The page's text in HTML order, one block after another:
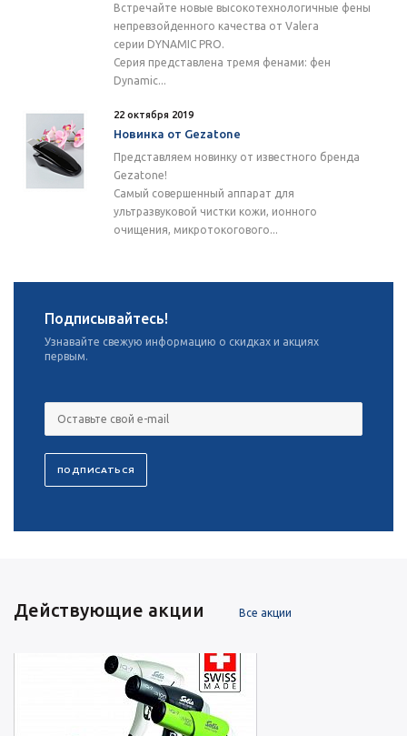
Встречайте новые высокотехнологичные фены
непревзойденного качества от Valera
серии DYNAMIC PRO.
Серия представлена тремя фенами: фен
Dynamic...
22 октября 2019
Новинка от Gezatone
Представляем новинку от известного бренда
Gezatone!
Самый совершенный аппарат для
ультразвуковой чистки кожи, ионного
очищения, микротокогового...
Подписывайтесь!
Узнавайте свежую информацию о скидках и акциях
первым.
Действующие акции Все акции